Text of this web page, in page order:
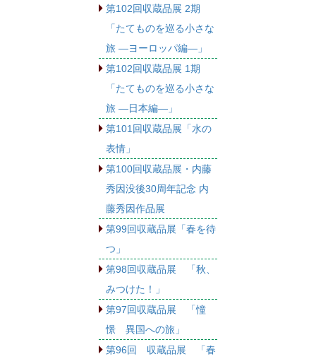
第102回収蔵品展 2期
「たてものを巡る小さな
旅 ―ヨーロッパ編―」
第102回収蔵品展 1期
「たてものを巡る小さな
旅 ―日本編―」
第101回収蔵品展「水の
表情」
第100回収蔵品展・内藤
秀因没後30周年記念 内
藤秀因作品展
第99回収蔵品展「春を待
つ」
第98回収蔵品展 「秋、
みつけた！」
第97回収蔵品展 「憧
憬 異国への旅」
第96回 収蔵品展 「春